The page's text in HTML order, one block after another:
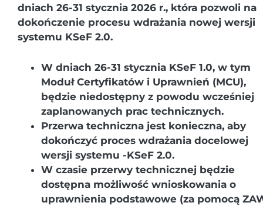
dniach 26-31 stycznia 2026 r., która pozwoli na
dokończenie procesu wdrażania nowej wersji
systemu KSeF 2.0.
W dniach 26-31 stycznia KSeF 1.0, w tym
Moduł Certyfikatów i Uprawnień (MCU),
będzie niedostępny z powodu wcześniej
zaplanowanych prac technicznych.
Przerwa techniczna jest konieczna, aby
dokończyć proces wdrażania docelowej
wersji systemu -KSeF 2.0.
W czasie przerwy technicznej będzie
dostępna możliwość wnioskowania o
uprawnienia podstawowe (za pomocą